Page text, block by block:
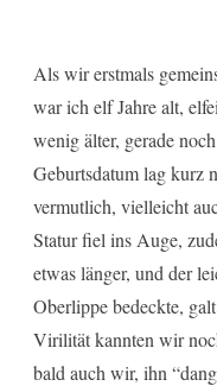
Als wir erstmals
war ich elf Jahre alt,
wenig älter, gerade
Geburtsdatum lag kurz
vermutlich, vielleicht
Statur fiel ins Auge,
etwas länger, und der
Oberlippe bedeckte,
Virilität kannten wir
bald auch wir, ihn